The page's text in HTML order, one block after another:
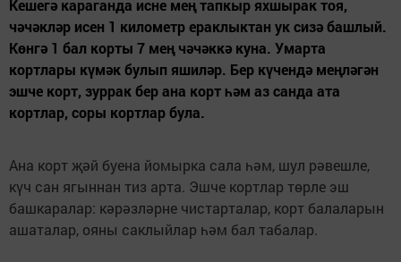
Кешегә караганда исне мең тапкыр яхшырак тоя,
чәчәкләр исен 1 километр ераклыктан ук сизә башлый.
Көнгә 1 бал корты 7 мең чәчәккә куна. Умарта
кортлары күмәк булып яшиләр. Бер күчендә меңләгән
эшче корт, зуррак бер ана корт һәм аз санда ата
кортлар, соры кортлар була.
Ана корт җәй буена йомырка сала һәм, шул рәвешле,
күч сан ягыннан тиз арта. Эшче кортлар төрле эш
башкаралар: кәрәзләрне чистарталар, корт балаларын
ашаталар, ояны саклыйлар һәм бал табалар.